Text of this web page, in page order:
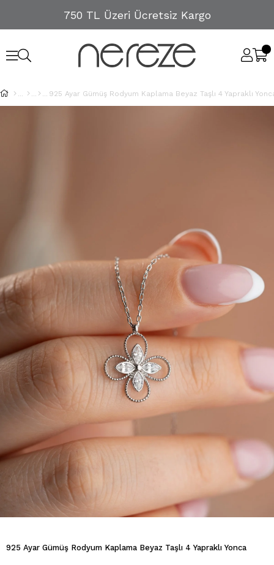
750 TL Üzeri Ücretsiz Kargo
925 Ayar Gümüş Rodyum Kaplama Beyaz Taşlı 4 Yapraklı
925 Ayar Gümüş Rodyum Kaplama Beyaz Taşlı 4 Yapraklı Yonca